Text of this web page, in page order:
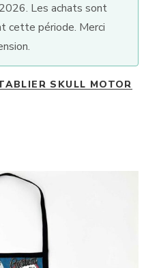
Les achats sont
cette période. Merci
SKULL MOTOR